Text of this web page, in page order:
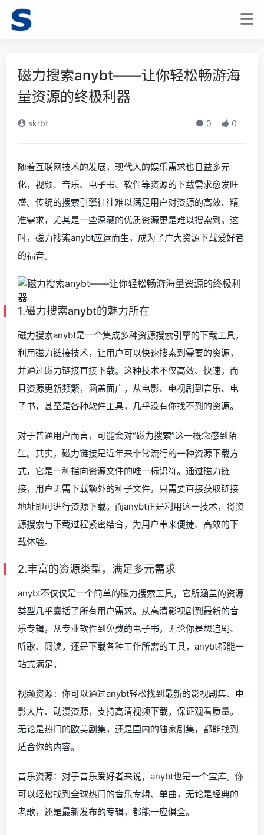
磁力搜索anybt——让你轻松畅游海
量资源的终极利器
skrbt 0 0
随着互联网技术的发展，现代人的娱乐需求也日益多元
化，视频、音乐、电子书、软件等资源的下载需求愈发旺
盛。传统的搜索引擎往往难以满足用户对资源的高效、精
准需求，尤其是一些深藏的优质资源更是难以搜索到。这
时，磁力搜索anybt应运而生，成为了广大资源下载爱好者
的福音。
1.磁力搜索anybt的魅力所在
磁力搜索anybt是一个集成多种资源搜索引擎的下载工具，
利用磁力链接技术，让用户可以快速搜索到需要的资源，
并通过磁力链接直接下载。这种技术不仅高效、快速，而
且资源更新频繁，涵盖面广，从电影、电视剧到音乐、电
子书，甚至是各种软件工具，几乎没有你找不到的资源。
对于普通用户而言，可能会对“磁力搜索”这一概念感到陌
生。其实，磁力链接是近年来非常流行的一种资源下载方
式，它是一种指向资源文件的唯一标识符。通过磁力链
接，用户无需下载额外的种子文件，只需要直接获取链接
地址即可进行资源下载。而anybt正是利用这一技术，将资
源搜索与下载过程紧密结合，为用户带来便捷、高效的下
载体验。
2.丰富的资源类型，满足多元需求
anybt不仅仅是一个简单的磁力搜索工具，它所涵盖的资源
类型几乎囊括了所有用户需求。从高清影视剧到最新的音
乐专辑，从专业软件到免费的电子书，无论你是想追剧、
听歌、阅读，还是下载各种工作所需的工具，anybt都能一
站式满足。
视频资源：你可以通过anybt轻松找到最新的影视剧集、电
影大片、动漫资源，支持高清视频下载，保证观看质量。
无论是热门的欧美剧集，还是国内的独家剧集，都能找到
适合你的内容。
音乐资源：对于音乐爱好者来说，anybt也是一个宝库。你
可以轻松找到全球热门的音乐专辑、单曲，无论是经典的
老歌，还是最新发布的专辑，都能一应俱全。